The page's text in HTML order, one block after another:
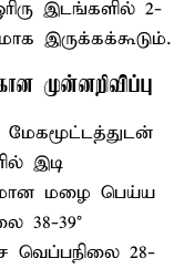
இடங்களில் 2-
இருக்கக்கூடும்.
முன்னறிவிப்பு
மேகமூட்டத்துடன்
இடி
மழை பெய்ய
38-39°
வெப்பநிலை 28-